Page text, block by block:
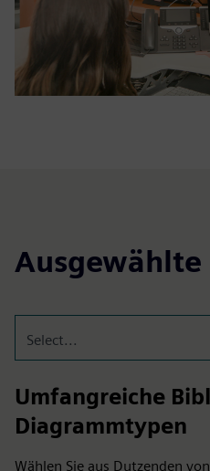
Select...
Umfangreiche
Diagrammtypen
Wählen Sie aus Dutzenden